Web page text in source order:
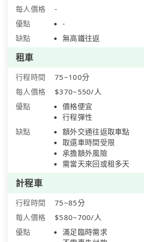
每人價格
-
優點
-
缺點
無高鐵往返
租車
行程時間
75~100分
每人價格
$370~550/人
優點
價格便宜
行程彈性
缺點
額外交通往返取車點
取還車時間受限
承擔額外風險
需當天來回或租多天
計程車
行程時間
75~85分
每人價格
$580~700/人
優點
滿足臨時需求